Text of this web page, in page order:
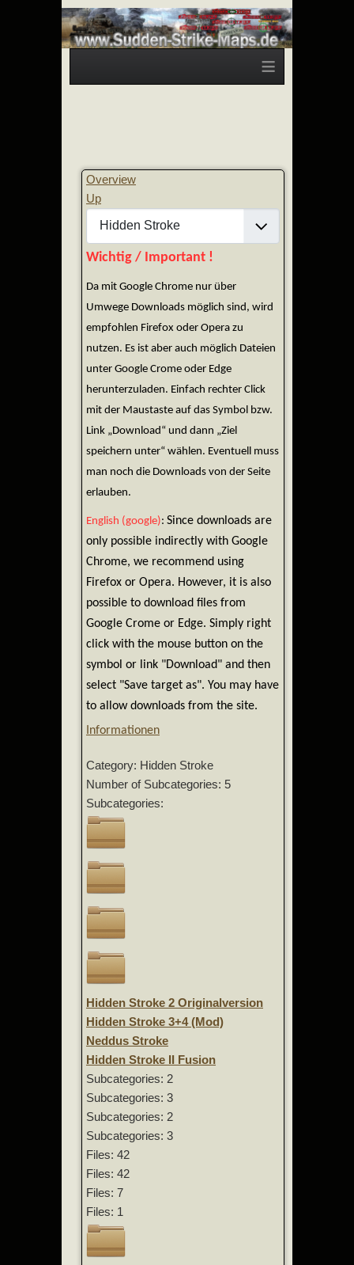
≡
Overview
Up
Wichtig / Important !
Da mit Google Chrome nur über
Umwege Downloads möglich sind, wird
empfohlen Firefox oder Opera zu
nutzen. Es ist aber auch möglich Dateien
unter Google Crome oder Edge
herunterzuladen. Einfach rechter Click
mit der Maustaste auf das Symbol bzw.
Link „Download“ und dann „Ziel
speichern unter“ wählen. Eventuell muss
man noch die Downloads von der Seite
erlauben.
English (google): Since downloads are
only possible indirectly with Google
Chrome, we recommend using
Firefox or Opera. However, it is also
possible to download files from
Google Crome or Edge. Simply right
click with the mouse button on the
symbol or link "Download" and then
select "Save target as". You may have
to allow downloads from the site.
Informationen
Category: Hidden Stroke
Number of Subcategories: 5
Subcategories:
Hidden Stroke 2 Originalversion
Hidden Stroke 3+4 (Mod)
Neddus Stroke
Hidden Stroke II Fusion
Subcategories: 2
Subcategories: 3
Subcategories: 2
Subcategories: 3
Files: 42
Files: 42
Files: 7
Files: 1